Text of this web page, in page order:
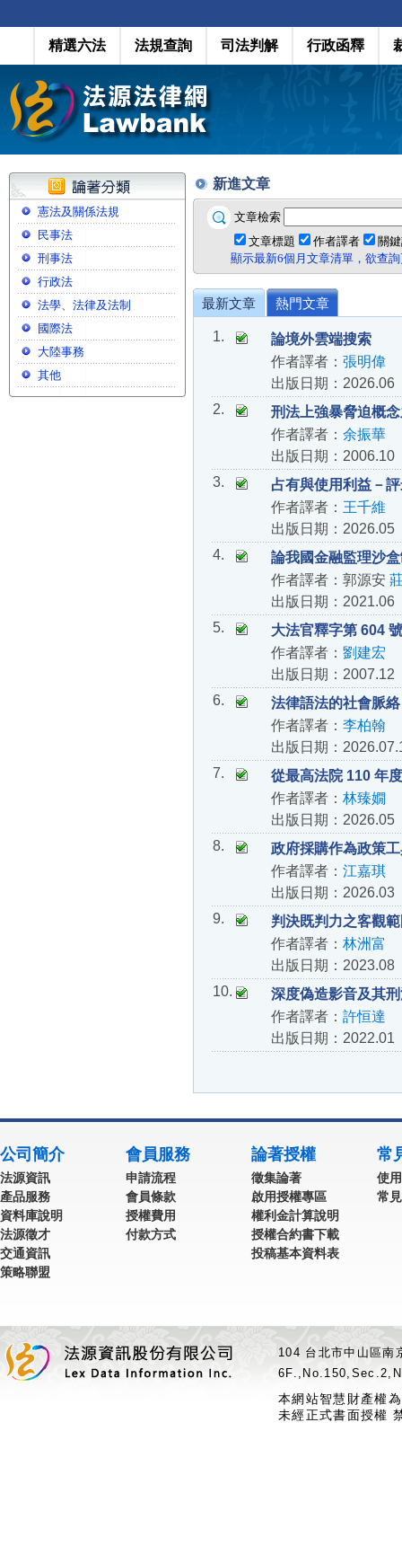
精選六法 法規查詢 司法判解 行政函釋
憲法及關係法規
民事法
刑事法
行政法
法學、法律及法制
國際法
大陸事務
其他
新進文章
文章檢索
文章標題
作者譯者
關
顯示最新6個月文章清單，欲查
最新文章 熱門文章
1.
論境外雲端搜索
作者譯者： 張明偉
出版日期：2026.06
2.
刑法上強暴脅迫概
作者譯者： 余振華
出版日期：2006.10
3.
占有與使用利益－
作者譯者： 王千維
出版日期：2026.05
4.
論我國金融監理沙
作者譯者：郭源安
出版日期：2021.06
5.
大法官釋字第 604
作者譯者： 劉建宏
出版日期：2007.12
6.
法律語法的社會脈
作者譯者： 李柏翰
出版日期：
7.
從最高法院 110 年
作者譯者： 林臻嫺
出版日期：2026.05
8.
政府採購作為政策
作者譯者： 江嘉琪
出版日期：2026.03
9.
判決既判力之客觀
作者譯者： 林洲富
出版日期：2023.08
10.
深度偽造影音及其
作者譯者： 許恒達
出版日期：2022.01
公司簡介
法源資訊
產品服務
資料庫說明
法源徵才
交通資訊
策略聯盟
會員服務
申請流程
會員條款
授權費用
付款方式
論著授權
徵集論著
啟用授權專區
權利金計算說明
授權合約書下載
投稿基本資料表
常
使
常
104 台北市中山區
本網站智慧財產權
未經正式書面授權